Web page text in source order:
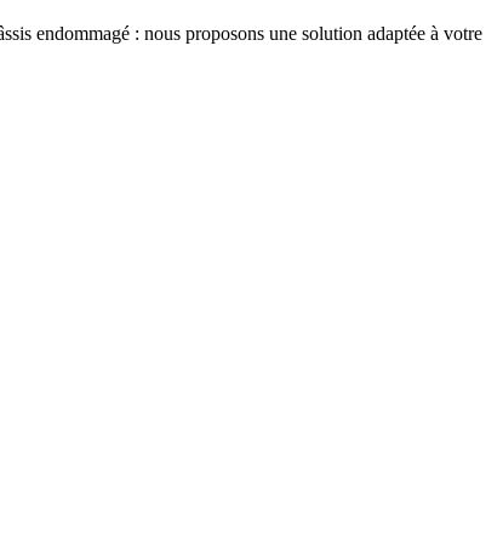
endommagé : nous proposons une solution adaptée à votre